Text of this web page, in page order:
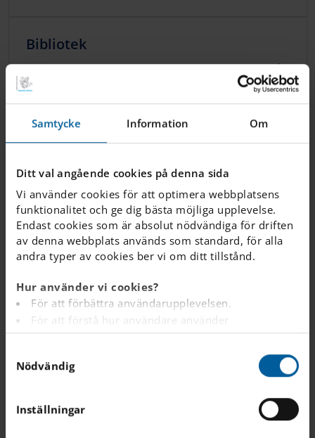
Samtycke Information Om
Ditt val angående cookies på denna sida
Vi använder cookies för att optimera webbplatsens
funktionalitet och ge dig bästa möjliga upplevelse.
Endast cookies som är absolut nödvändiga för driften
av denna webbplats används som standard, för alla
andra typer av cookies ber vi om ditt tillstånd.
Hur använder vi cookies?
För att förbättra användarupplevelsen.
För att förstå hur användare använder
webbplatsen.
Analys av webbplatsen i marknadsförings- och
reklamsyfte.
webbplatser baserat på dina intressen.
För att spåra om en besökare är inloggad eller inte.
Nödvändig
Inställningar
Bibliotek
Vårt bibliotek är en välkomnande och lugn plats
dit eleverna kan komma för att läsa, studera eller
Junior Club
Vi ta hand om eleverna utanför skoldagen.
Skolmat
En näringsrik och hälsosam lunch är en viktig
förutsättning för att eleverna ska få en bra och
produktiv skoldag.
CORE
hela året för att bygga en positiv skolkultur.